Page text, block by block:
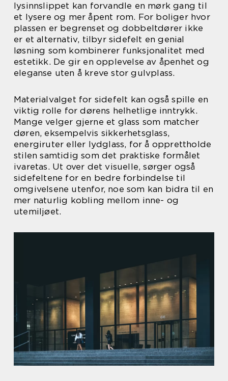
lysinnslippet kan forvandle en mørk gang til
et lysere og mer åpent rom. For boliger hvor
plassen er begrenset og dobbeltdører ikke
er et alternativ, tilbyr sidefelt en genial
løsning som kombinerer funksjonalitet med
estetikk. De gir en opplevelse av åpenhet og
eleganse uten å kreve stor gulvplass.
Materialvalget for sidefelt kan også spille en
viktig rolle for dørens helhetlige inntrykk.
Mange velger gjerne et glass som matcher
døren, eksempelvis sikkerhetsglass,
energiruter eller lydglass, for å opprettholde
stilen samtidig som det praktiske formålet
ivaretas. Ut over det visuelle, sørger også
sidefeltene for en bedre forbindelse til
omgivelsene utenfor, noe som kan bidra til en
mer naturlig kobling mellom inne- og
utemiljøet.